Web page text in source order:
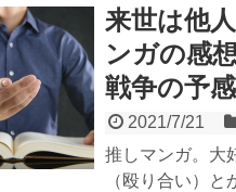
来世は他
ンガの感
戦争の予感
2021/7/21
推しマンガ。大
（殴り合い）